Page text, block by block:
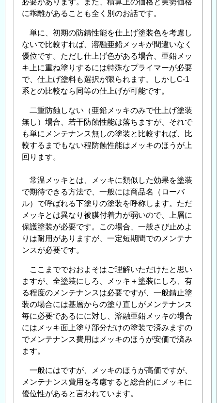
必要があります。また、積算上の価格と実勢価格
に乖離があることも全く別のお話です。
単に、初期の防錆性能を仕上げ塗装色を考慮し
ないで比較すれば、溶融亜鉛メッキが間違いなく
優位です。ただし仕上げ色がある場合、亜鉛メッ
キ上に重ね塗りするには特殊なプライマーが必要
で、仕上げ塗料も選択が限られます。しかしC-1
系との比較なら同等の仕上げが可能です。
二重防蝕しない（亜鉛メッキのみで仕上げ塗装
無し）場合、若干防蝕性能は落ちますが、それで
も単にメンテナンス無しの塗装と比較すれば、比
較するまでもない程防蝕性能はメッキのほうが上
回ります。
常温メッキとは、メッキに類似した効果を塗装
で期待できる方法で、一般には商品名（ローバ
ル）で呼ばれる下塗りの塗装を呼称します。ただ
メッキとは異なり被膜付着力が弱いので、上層に
保護塗装が必要です。この場合、一般さび止めよ
りは耐用がありますが、一定短期間でのメンテナ
ンスが必要です。
ここまででおおよそはご理解いただけたと思い
ますが、全塗装にしろ、メッキ＋塗装にしろ、有
る程度のメンテナンスは必要ですが、一般錆止塗
装の場合には基層からの塗り直しがメンテナンス
毎に必要であるにに対し、溶融亜鉛メッキの場合
にはメッキ面上塗り部分だけの塗装で済みますの
でメンテナンス費用はメッキのほうが安価で済み
ます。
一般にはですが、メッキのほうが高価ですが、
メンテナンス費用を考慮すると総合的にメッキに
優位性があると言われています。